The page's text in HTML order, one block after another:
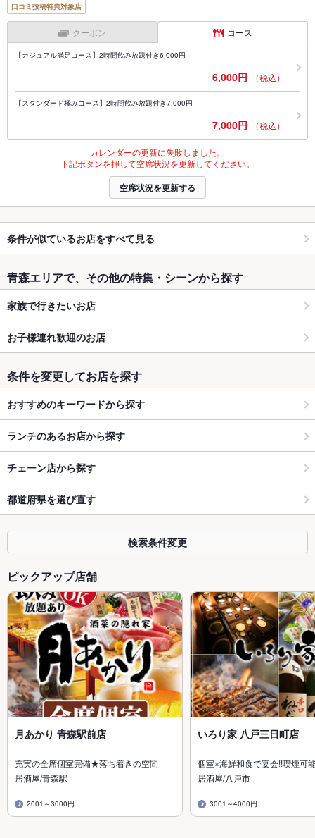
口コミ投稿特典対象店
クーポン コース
【カジュアル満足コース】2時間飲み放題付き6,000円
6,000円 （税込）
【スタンダード極みコース】2時間飲み放題付き7,000円
7,000円 （税込）
カレンダーの更新に失敗しました。
下記ボタンを押して空席状況を更新してください。
空席状況を更新する
条件が似ているお店をすべて見る
青森エリアで、その他の特集・シーンから探す
家族で行きたいお店
お子様連れ歓迎のお店
条件を変更してお店を探す
おすすめのキーワードから探す
ランチのあるお店から探す
チェーン店から探す
都道府県を選び直す
検索条件変更
ピックアップ店舗
月あかり 青森駅前店
充実の全席個室完備★落ち着きの空間
居酒屋/青森駅
2001～3000円
いろり家 八戸三日町店
個室×海鮮和食で宴会!!喫煙可
居酒屋/八戸市
3001～4000円